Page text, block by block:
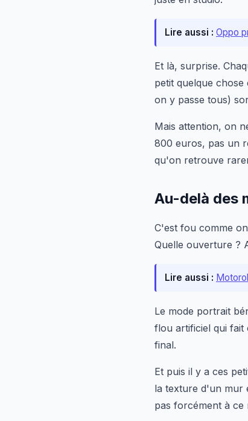
Lire aussi : Oppo
Et là, surprise.
petit quelque
on y passe tous)
Mais attention, on
800 euros, pas un
qu'on retrouve
Au-delà des
C'est fou comme
Quelle ouverture ?
Lire aussi :
Le mode portrait
flou artificiel qui fait
final.
Et puis il y a ces
la texture d'un mur
pas forcément à ce